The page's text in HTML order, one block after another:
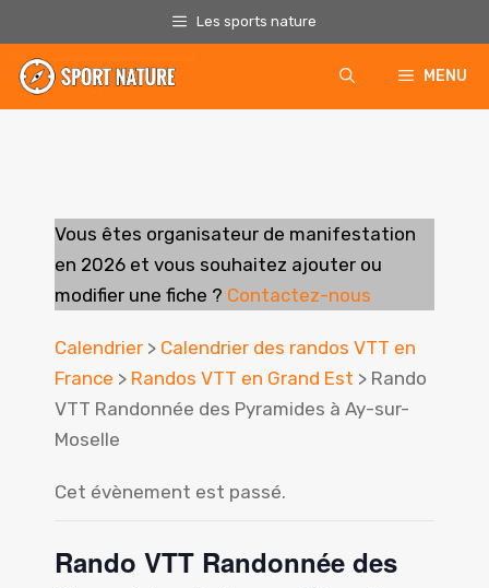
au
contenu
Les sports nature
MENU
Vous êtes organisateur de manifestation
en 2026 et vous souhaitez ajouter ou
modifier une fiche ? Contactez-nous
Calendrier > Calendrier des randos VTT en
France > Randos VTT en Grand Est > Rando
VTT Randonnée des Pyramides à Ay-sur-
Moselle
Cet évènement est passé.
Rando VTT Randonnée des